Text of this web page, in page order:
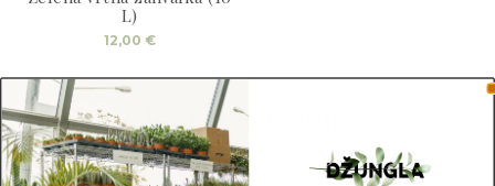
L)
12,00 €
Kaj so zalivalke za rastline?
Zalivalke za rastlineso osnovni pripomoček pri